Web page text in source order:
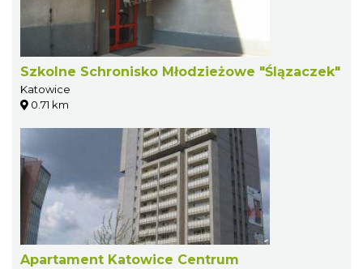
Szkolne Schronisko Młodzieżowe "Ślązaczek"
Katowice
0.71 km
Apartament Katowice Centrum